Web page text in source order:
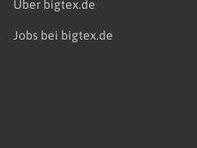
Über bigtex.de
Jobs bei bigtex.de